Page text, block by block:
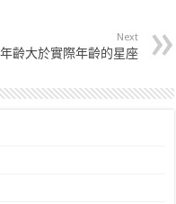
Next
齡大於實際年齡的星座